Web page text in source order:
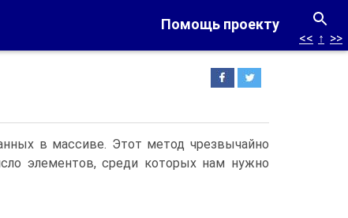
Помощь проекту
<< ↑ >>
в массиве. Этот метод чрезвычайно
элементов, среди которых нам нужно